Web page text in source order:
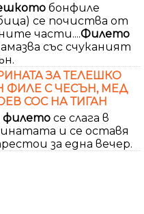
бонфиле
се почиства от
части....Филето
със счуканият
ЗА ТЕЛЕШКО
ФИЛЕ С ЧЕСЪН, МЕД
СОС НА ТИГАН
филето се слага в
и се оставя
за една вечер.